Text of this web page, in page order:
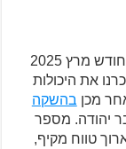
ה־800MT-X מלווה אותנו כבר כמעט שנה. בחודש מרץ 2025
את היכולות
מכן בהשקה
יהודה. מספר
טווח מקיף,